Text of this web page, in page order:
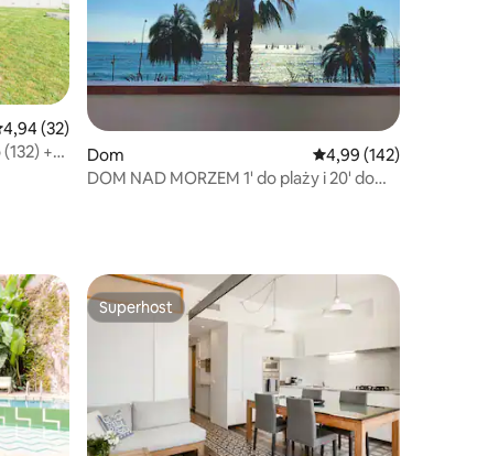
ocena: 4,94 na 5, liczba recenzji: 32
4,94 (32)
+
Dom Średnia ocena: 4,99
4,99 (142)
DOM NAD MORZEM 1' do plaży i 20' do
Superhost
Superhost